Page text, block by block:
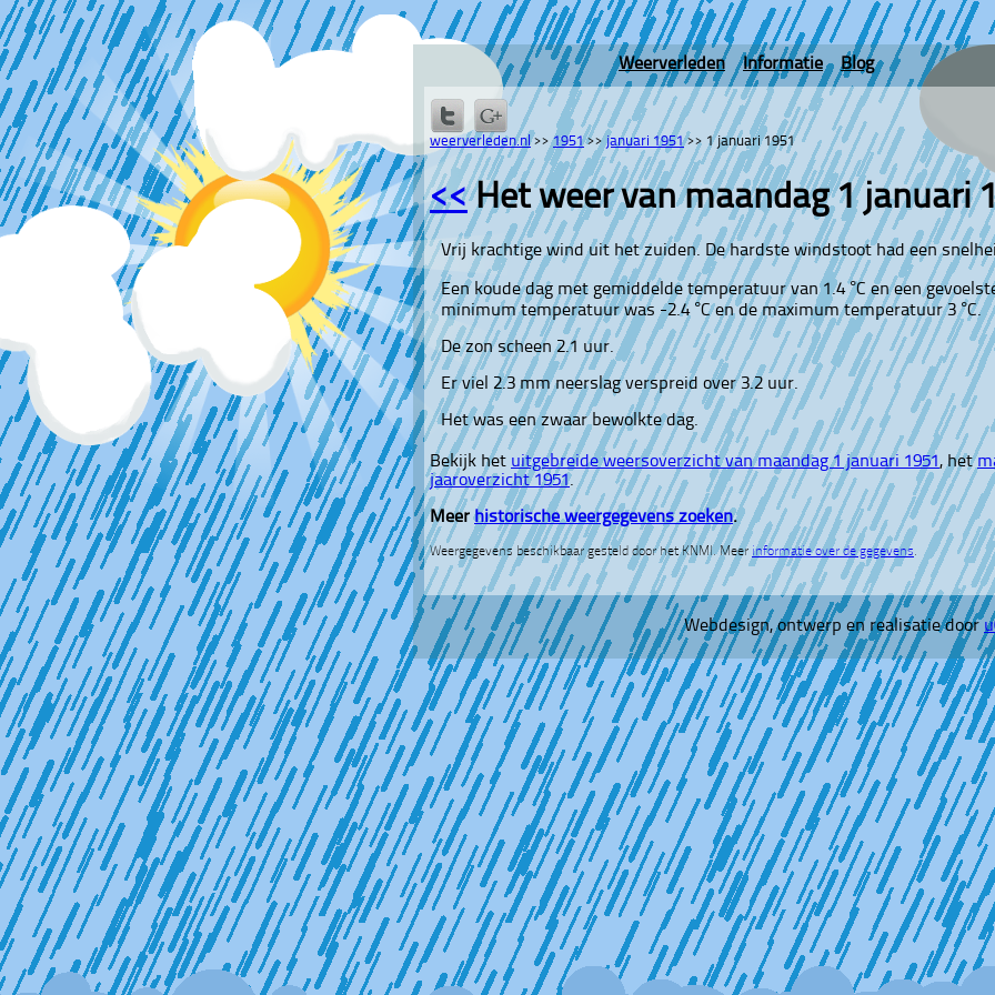
Weerverleden Informatie Blog
weerverleden.nl>>1951>> januari 1951>> 1 januari 1951
<<Het weer van maandag 1 januari
Vrij krachtige wind uit het zuiden. De hardste windstoot had een
Een koude dag met gemiddelde temperatuur van 1.4 °C en een
minimum temperatuur was -2.4 °C en de maximum temperatuur 3 °C.
De zon scheen 2.1 uur.
Er viel 2.3 mm neerslag verspreid over 3.2 uur.
Het was een zwaar bewolkte dag.
Bekijk het uitgebreide weersoverzicht van maandag 1 januari 1951, het
jaaroverzicht 1951.
Meerhistorische weergegevens zoeken.
Weergegevens beschikbaar gesteld door het KNMI. Meer informatie over de gegevens.
Webdesign, ontwerp en realisatie door